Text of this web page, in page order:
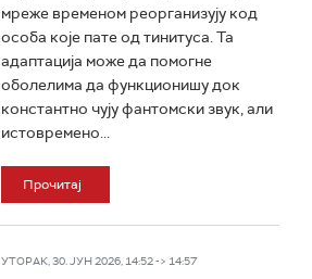
мреже временом реорганизују код
особа које пате од тинитуса. Та
адаптација може да помогне
оболелима да функционишу док
константно чују фантомски звук, али
истовремено...
Прочитај
УТОРАК, 30. ЈУН 2026, 14:52 -> 14:57